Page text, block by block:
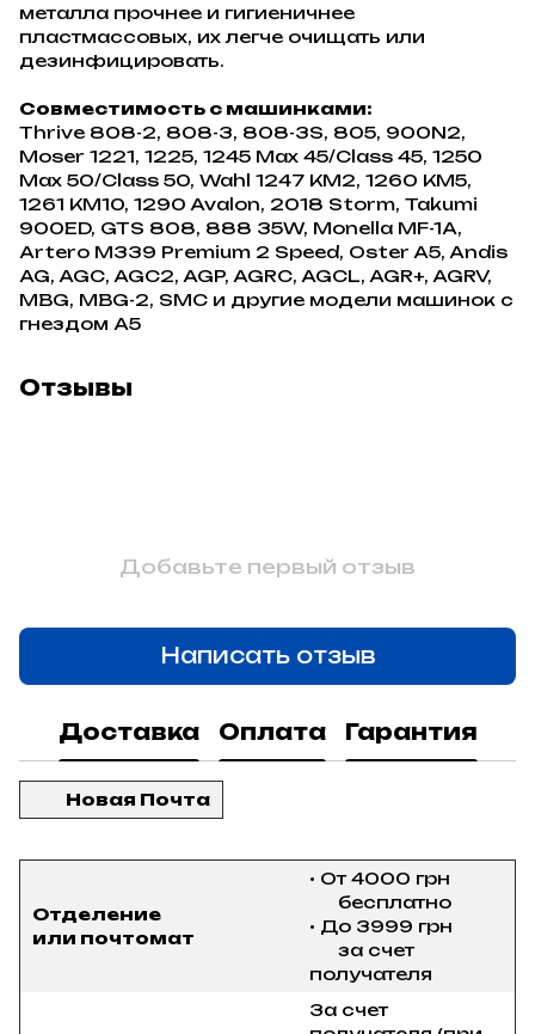
металла прочнее и гигиеничнее
пластмассовых, их легче очищать или
дезинфицировать.
Совместимость с машинками:
Thrive 808-2, 808-3, 808-3S, 805, 900N2,
Moser 1221, 1225, 1245 Max 45/Class 45, 1250
Max 50/Class 50, Wahl 1247 KM2, 1260 KM5,
1261 KM10, 1290 Avalon, 2018 Storm, Takumi
900ED, GTS 808, 888 35W, Monella MF-1A,
Artero M339 Premium 2 Speed, Oster A5, Andis
AG, AGC, AGC2, AGP, AGRC, AGCL, AGR+, AGRV,
MBG, MBG-2, SMC и другие модели машинок с
гнездом А5
Отзывы
Добавьте первый отзыв
Написать отзыв
Доставка Оплата Гарантия
Новая Почта
Отделение
или почтомат
• От 4000 грн
бесплатно
• До 3999 грн
за счет
получателя
За счет